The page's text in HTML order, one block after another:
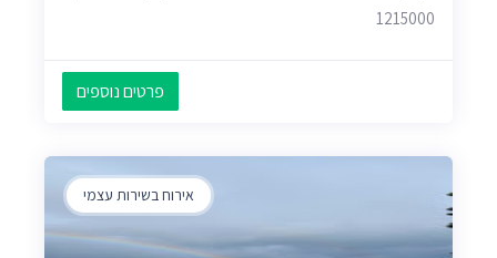
1215000
פרטים נוספים
אירוח בשירות עצמי